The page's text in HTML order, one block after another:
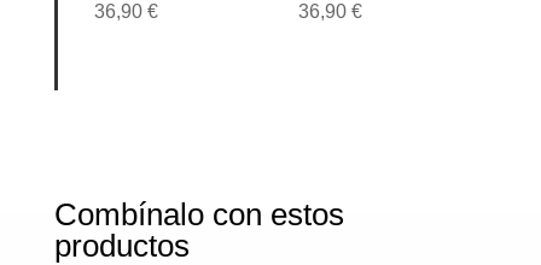
36,90 € 36,90 €
Combínalo con estos
productos